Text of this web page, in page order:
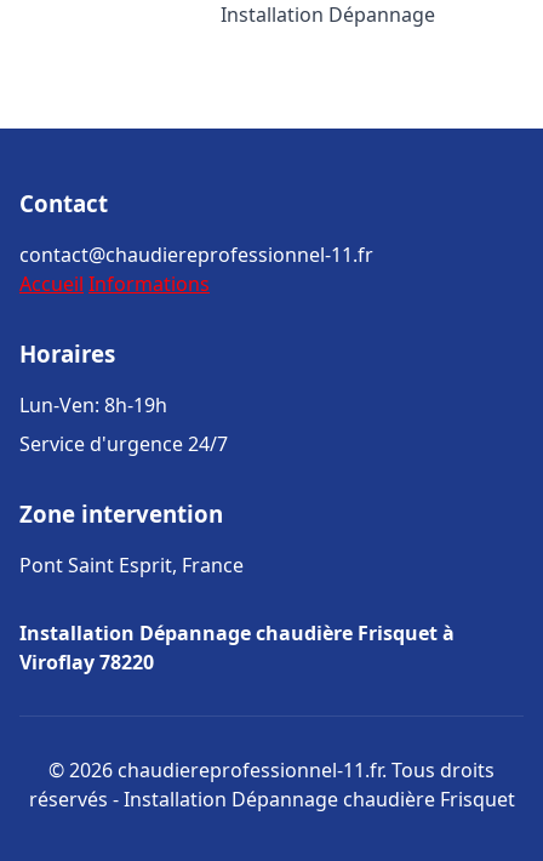
Installation Dépannage
Contact
contact@chaudiereprofessionnel-11.fr
Accueil Informations
Horaires
Lun-Ven: 8h-19h
Service d'urgence 24/7
Zone intervention
Pont Saint Esprit, France
Installation Dépannage chaudière Frisquet à
Viroflay 78220
© 2026 chaudiereprofessionnel-11.fr. Tous droits
réservés - Installation Dépannage chaudière Frisquet